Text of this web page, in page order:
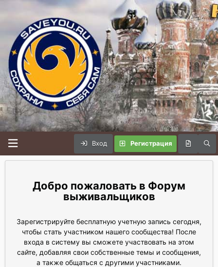
Вход Регистрация
Форум
выживальщиков
Зарегистрируйте бесплатную учетную запись сегодня,
чтобы стать участником нашего сообщества! После
входа в систему вы сможете участвовать на этом
сайте, добавляя свои собственные темы и сообщения,
а также общаться с другими участниками.